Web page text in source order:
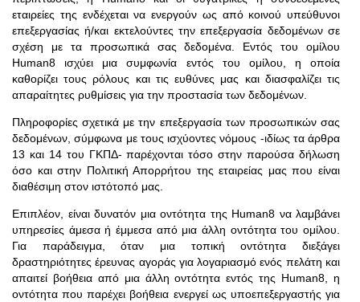
εταιρείες της ενδέχεται να ενεργούν ως από κοινού υπεύθυνοι
επεξεργασίας ή/και εκτελούντες την επεξεργασία δεδομένων σε
σχέση με τα προσωπικά σας δεδομένα. Εντός του ομίλου
Human8 ισχύει μια συμφωνία εντός του ομίλου, η οποία
καθορίζει τους ρόλους και τις ευθύνες μας και διασφαλίζει τις
απαραίτητες ρυθμίσεις για την προστασία των δεδομένων.
Πληροφορίες σχετικά με την επεξεργασία των προσωπικών σας
δεδομένων, σύμφωνα με τους ισχύοντες νόμους -ιδίως τα άρθρα
13 και 14 του ΓΚΠΔ- παρέχονται τόσο στην παρούσα δήλωση
όσο και στην Πολιτική Απορρήτου της εταιρείας μας που είναι
διαθέσιμη στον ιστότοπό μας.
Επιπλέον, είναι δυνατόν μια οντότητα της Human8 να λαμβάνει
υπηρεσίες άμεσα ή έμμεσα από μια άλλη οντότητα του ομίλου.
Για παράδειγμα, όταν μια τοπική οντότητα διεξάγει
δραστηριότητες έρευνας αγοράς για λογαριασμό ενός πελάτη και
απαιτεί βοήθεια από μια άλλη οντότητα εντός της Human8, η
οντότητα που παρέχει βοήθεια ενεργεί ως υποεπεξεργαστής για